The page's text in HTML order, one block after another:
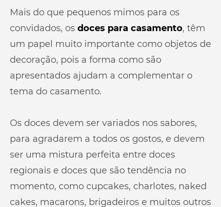
Mais do que pequenos mimos para os
convidados, os doces para casamento, têm
um papel muito importante como objetos de
decoração, pois a forma como são
apresentados ajudam a complementar o
tema do casamento.
Os doces devem ser variados nos sabores,
para agradarem a todos os gostos, e devem
ser uma mistura perfeita entre doces
regionais e doces que são tendência no
momento, como cupcakes, charlotes, naked
cakes, macarons, brigadeiros e muitos outros